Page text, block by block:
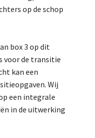
op de schop
box 3 op dit
voor de transitie
kan een
Wij
een integrale
in de uitwerking